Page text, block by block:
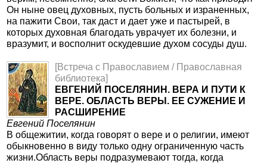
Он ныне овец духовных, пусть больных и израненных,
на пажити Свои, так даст и дает уже и пастырей, в
которых духовная благодать уврачует их болезни, и
вразумит, и восполнит оскудевшие духом сосуды душ.
[Встреча с Православием / Православная
библиотека]
ЕВГЕНИЙ ПОСЕЛЯНИН. ВЕРА И ПУТИ К
ВЕРЕ. ОБЛАСТЬ ВЕРЫ. ЕЕ СУЖЕНИЕ И
РАСШИРЕНИЕ
Евгений Поселянин
В общежитии, когда говорят о вере и о религии, имеют
обыкновенно в виду только одну ограниченную часть
жизни.Область веры подразумевают тогда, когда